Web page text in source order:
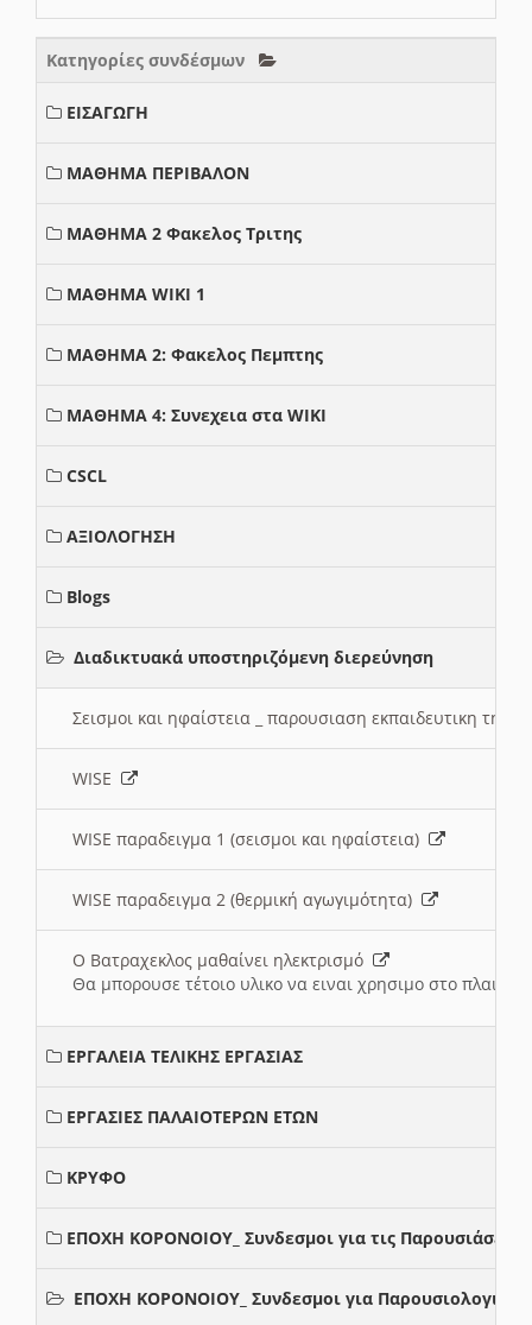
Κατηγορίες συνδέσμων
ΕΙΣΑΓΩΓΗ
ΜΑΘΗΜΑ ΠΕΡΙΒΑΛΟΝ
ΜΑΘΗΜΑ 2 Φακελος Τριτης
ΜΑΘΗΜΑ WIKI 1
ΜΑΘΗΜΑ 2: Φακελος Πεμπτης
ΜΑΘΗΜΑ 4: Συνεχεια στα WIKI
CSCL
ΑΞΙΟΛΟΓΗΣΗ
Blogs
Διαδικτυακά υποστηριζόμενη διερεύνηση
Σεισμοι και ηφαίστεια _ παρουσιαση εκπαιδευτικη
WISE
WISE παραδειγμα 1 (σεισμοι και ηφαίστεια)
WISE παραδειγμα 2 (θερμική αγωγιμότητα)
Ο Βατραχεκλος μαθαίνει ηλεκτρισμό
Θα μπορουσε τέτοιο υλικο να ειναι χρησιμο στο
ΕΡΓΑΛΕΙΑ ΤΕΛΙΚΗΣ ΕΡΓΑΣΙΑΣ
ΕΡΓΑΣΙΕΣ ΠΑΛΑΙΟΤΕΡΩΝ ΕΤΩΝ
ΚΡΥΦΟ
ΕΠΟΧΗ ΚΟΡΟΝΟΙΟΥ_ Συνδεσμοι για τις Παρουσιάσεις
ΕΠΟΧΗ ΚΟΡΟΝΟΙΟΥ_ Συνδεσμοι για Παρουσιολογια